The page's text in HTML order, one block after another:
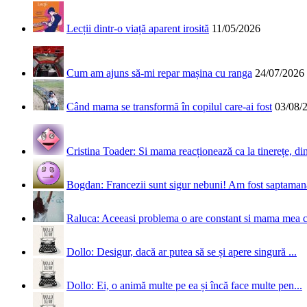
Lecții dintr-o viață aparent irosită 11/05/2026
Cum am ajuns să-mi repar mașina cu ranga 24/07/2026
Când mama se transformă în copilul care-ai fost 03/08/
Cristina Toader: Si mama reacționează ca la tinerețe,
Bogdan: Francezii sunt sigur nebuni! Am fost
Raluca: Aceeasi problema o are constant si mama mea
Dollo: Desigur, dacă ar putea să se și apere singură ...
Dollo: Ei, o animă multe pe ea și încă face multe pen...